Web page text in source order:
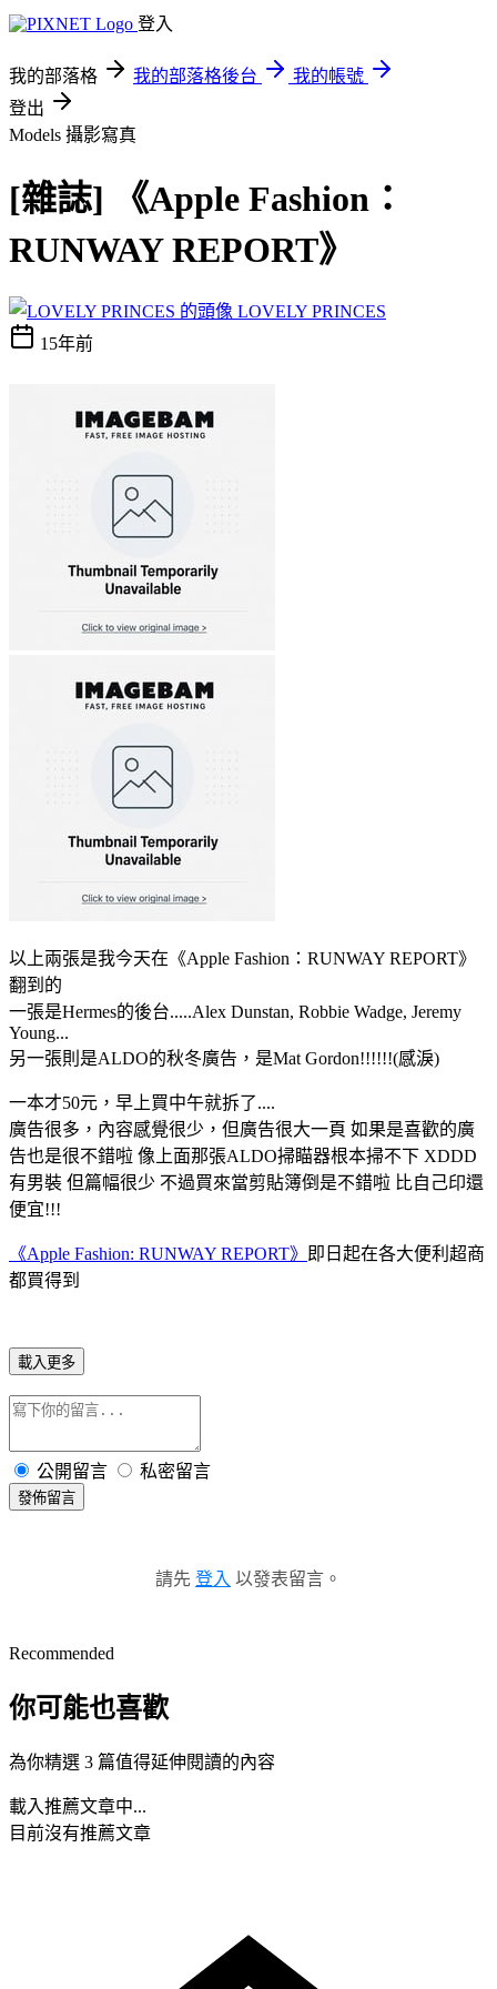
登入
我的部落格 我的部落格後台
我的帳號
登出
Models 攝影寫真
[雜誌] 《Apple Fashion：
RUNWAY REPORT》
LOVELY PRINCES
15年前
以上兩張是我今天在《Apple Fashion：RUNWAY REPORT》
翻到的
一張是Hermes的後台.....Alex Dunstan, Robbie Wadge, Jeremy
Young...
另一張則是ALDO的秋冬廣告，是Mat Gordon!!!!!!(感淚)
一本才50元，早上買中午就拆了....
廣告很多，內容感覺很少，但廣告很大一頁 如果是喜歡的廣
告也是很不錯啦 像上面那張ALDO掃瞄器根本掃不下 XDDD
有男裝 但篇幅很少 不過買來當剪貼簿倒是不錯啦 比自己印還
便宜!!!
《Apple Fashion: RUNWAY REPORT》
即日起在各大便利超商
都買得到
載入更多
公開留言 私密留言
發佈留言
請先 登入 以發表留言。
Recommended
你可能也喜歡
為你精選 3 篇值得延伸閱讀的內容
載入推薦文章中...
目前沒有推薦文章